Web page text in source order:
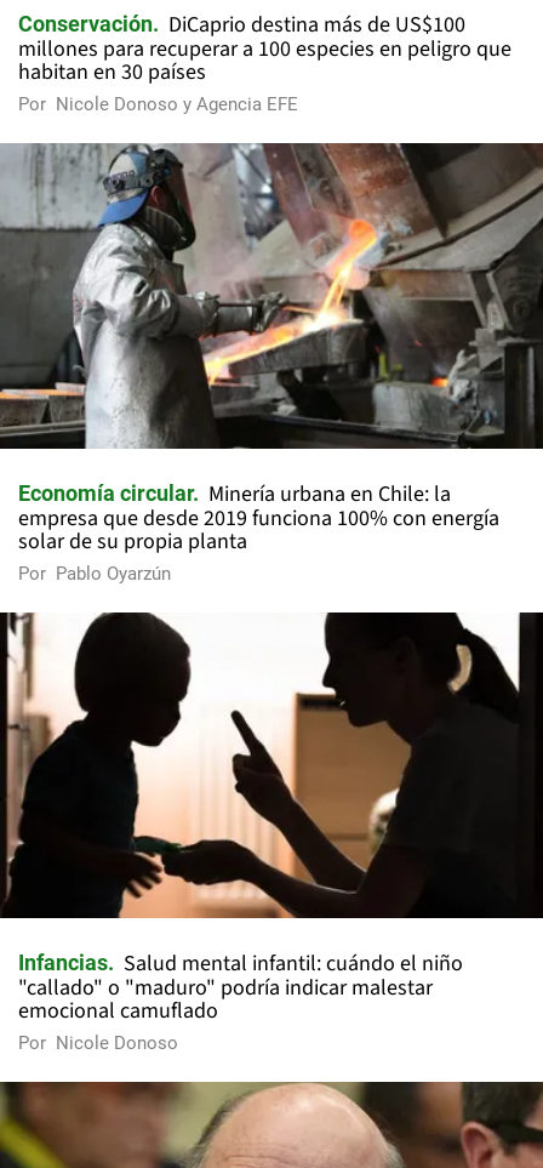
Conservación
DiCaprio destina más de US$100
millones para recuperar a 100 especies en peligro que
habitan en 30 países
Por Nicole Donoso y Agencia EFE
Economía circular
Minería urbana en Chile: la
empresa que desde 2019 funciona 100% con energía
solar de su propia planta
Por Pablo Oyarzún
Infancias
Salud mental infantil: cuándo el niño
"callado" o "maduro" podría indicar malestar
emocional camuflado
Por Nicole Donoso